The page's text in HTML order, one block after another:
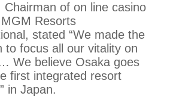
Chairman of on line casino
Resorts
stated “We made the
to focus all our vitality on
We believe Osaka goes
first integrated resort
in Japan.